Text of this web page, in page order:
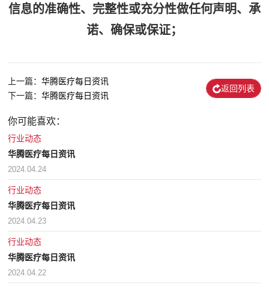
信息的准确性、完整性或充分性做任何声明、承
诺、确保或保证；
上一篇：华腾医疗每日资讯
下一篇：华腾医疗每日资讯
返回列表
你可能喜欢：
行业动态
华腾医疗每日资讯
2024.04.24
行业动态
华腾医疗每日资讯
2024.04.23
行业动态
华腾医疗每日资讯
2024.04.22